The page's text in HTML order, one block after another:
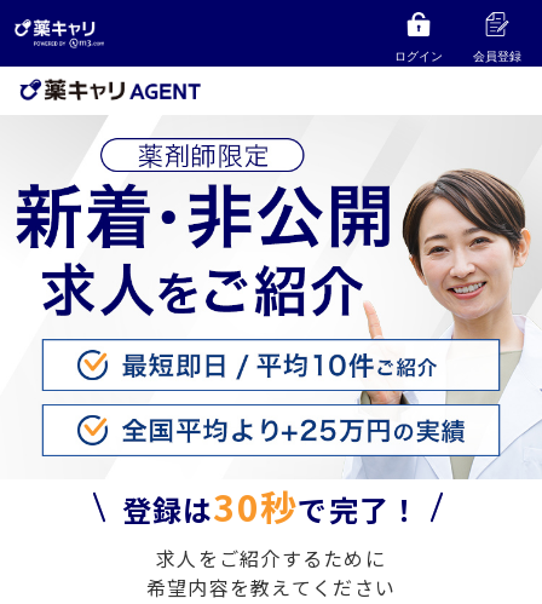
ログイン 会員登録
登録は30秒で完了！
求人をご紹介するために
希望内容を教えてください